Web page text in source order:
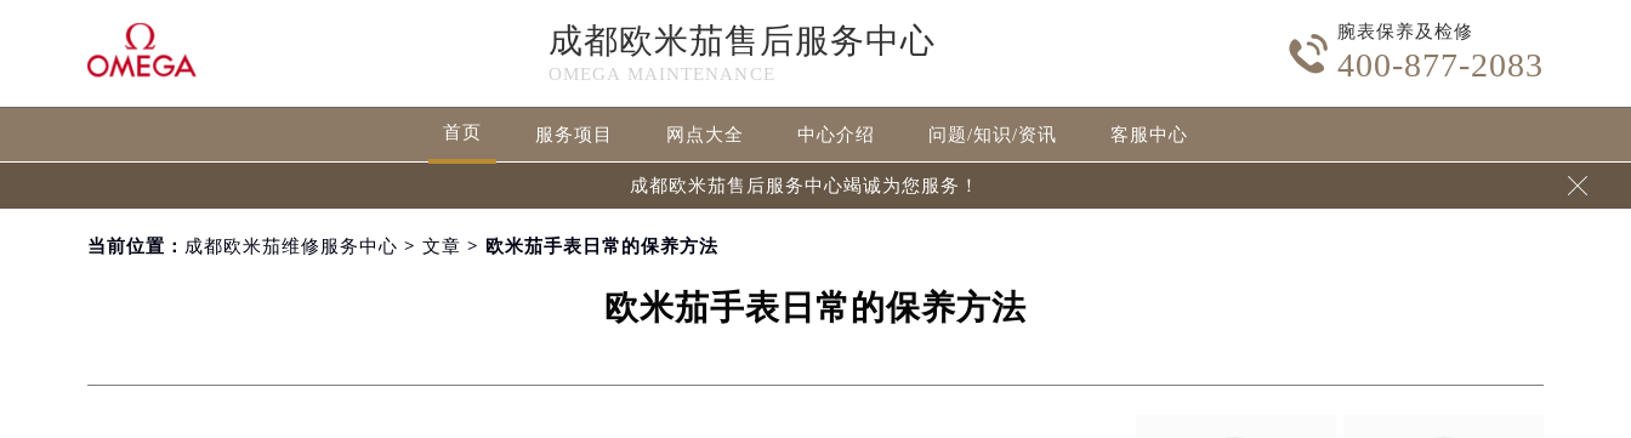
成都欧米茄售后服务中心
OMEGA MAINTENANCE

腕表保养及检修
400-877-2083
首页 服务项目 网点大全 中心介绍 问题/知识/资讯 客服中心
成都欧米茄售后服务中心竭诚为您服务！ 
当前位置： 成都欧米茄维修服务中心 > 文章 > 欧米茄手表日常的保养方法
欧米茄手表日常的保养方法